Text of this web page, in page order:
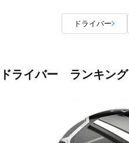
ドライバー
ドライバー ランキング